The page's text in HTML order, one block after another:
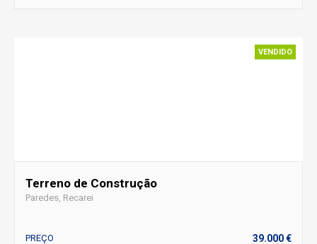
VENDIDO
Terreno de Construção
Paredes, Recarei
PREÇO 39.000 €